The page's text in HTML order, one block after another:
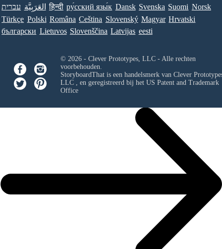
עברית العَرَبِيَّة हिन्दी ру́сский язы́к Dansk Svenska Suomi Norsk
Türkçe Polski Româna Ceština Slovenský Magyar Hrvatski
български Lietuvos Slovenščina Latvijas eesti
© 2026 - Clever Prototypes, LLC - Alle rechten
voorbehouden.
StoryboardThat is een handelsmerk van Clever
LLC, en geregistreerd bij het US Patent and Trademark
Office